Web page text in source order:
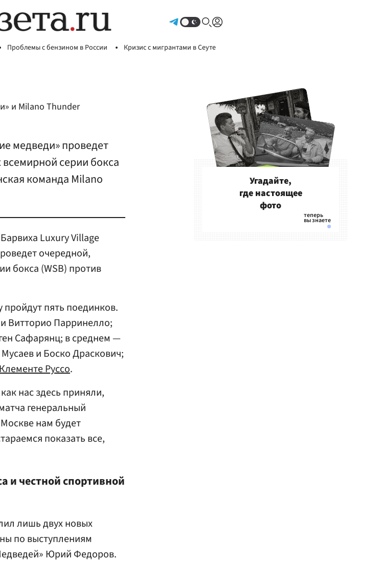
Проблемы с бензином в России Кризис с мигрантами в Сеуте
и Milano Thunder
медведи» проведет
серии бокса
команда Milano
Luxury Village
очередной,
бокса (WSB) против
пять поединков.
Витторио Парринелло;
Сафарянц; в среднем —
и Боско Драскович;
Руссо.
нас здесь приняли,
генеральный
нам будет
показать все,
и честной спортивной
лишь двух новых
по выступлениям
Юрий Федоров.
Угадайте,
где настоящее
фото